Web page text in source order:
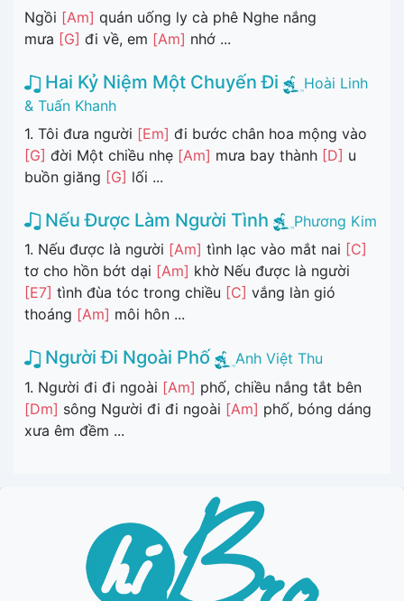
Ngồi [Am] quán uống ly cà phê Nghe nắng
mưa [G] đi về, em [Am] nhớ ...
Hai Kỷ Niệm Một Chuyến Đi
Hoài Linh
& Tuấn Khanh
1. Tôi đưa người [Em] đi bước chân hoa mộng vào
[G] đời Một chiều nhẹ [Am] mưa bay thành [D] u
buồn giăng [G] lối ...
Nếu Được Làm Người Tình
Phương Kim
1. Nếu được là người [Am] tình lạc vào mắt nai [C]
tơ cho hồn bớt dại [Am] khờ Nếu được là người
[E7] tình đùa tóc trong chiều [C] vắng làn gió
thoáng [Am] môi hôn ...
Người Đi Ngoài Phố
Anh Việt Thu
1. Người đi đi ngoài [Am] phố, chiều nắng tắt bên
[Dm] sông Người đi đi ngoài [Am] phố, bóng dáng
xưa êm đềm ...